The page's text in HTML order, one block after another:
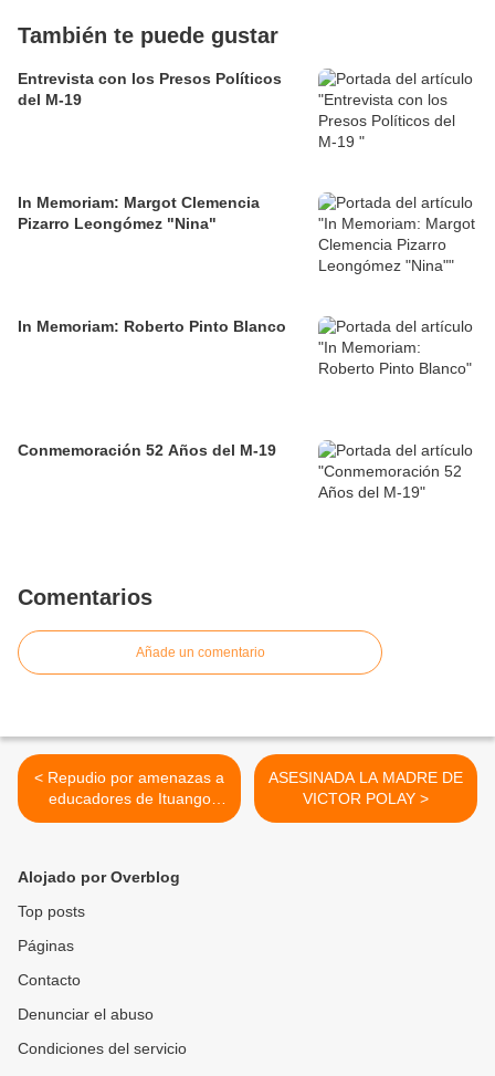
También te puede gustar
Entrevista con los Presos Políticos
del M-19
In Memoriam: Margot Clemencia
Pizarro Leongómez "Nina"
In Memoriam: Roberto Pinto Blanco
Conmemoración 52 Años del M-19
Comentarios
Añade un comentario
< Repudio por amenazas a
educadores de Ituango
Antioquia que defienden los
ASESINADA LA MADRE DE
VICTOR POLAY >
Alojado por Overblog
Top posts
Páginas
Contacto
Denunciar el abuso
Condiciones del servicio